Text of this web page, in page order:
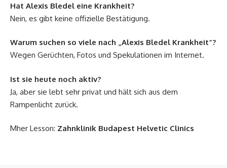
Hat Alexis Bledel eine Krankheit?
Nein, es gibt keine offizielle Bestätigung.
Warum suchen so viele nach „Alexis Bledel Krankheit“?
Wegen Gerüchten, Fotos und Spekulationen im Internet.
Ist sie heute noch aktiv?
Ja, aber sie lebt sehr privat und hält sich aus dem
Rampenlicht zurück.
Mher Lesson: Zahnklinik Budapest Helvetic Clinics